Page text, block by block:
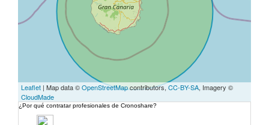
Leaflet | Map data ©OpenStreetMapcontributors, CC-BY-SA, Imagery ©
CloudMade
¿Por qué contratar profesionales de Cronoshare?